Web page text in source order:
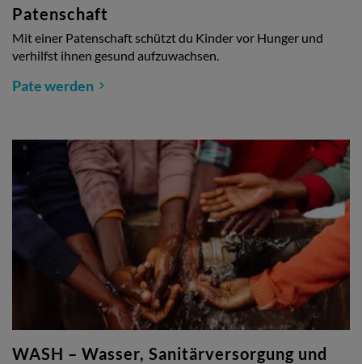
Patenschaft
Mit einer Patenschaft schützt du Kinder vor Hunger und
verhilfst ihnen gesund aufzuwachsen.
Pate werden
WASH – Wasser, Sanitärversorgung und